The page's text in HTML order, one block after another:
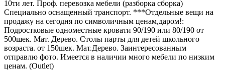
10ти лет. Проф. перевозка мебели (разборка сборка)
Специально оснащенный транспорт. ***Отдельные вещи на
продажу на сегодня по символичным ценам,даром!:
Подростковые одноместные кровати 90/190 или 80/190 от
500шек. Мат. Дерево. Столы парты для детей школьного
возраста. от 150шек. Мат.Дерево. Заинтересованным
отправлю фото. Имеется в наличии много мебели по низким
ценам. (Outlet)